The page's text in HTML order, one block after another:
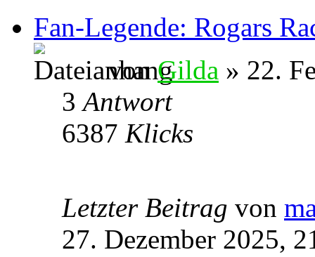
Fan-Legende: Rogars
vonGilda » 22.
3Antwort
6387 Klicks
Letzter Beitrag von
27. Dezember 2025,